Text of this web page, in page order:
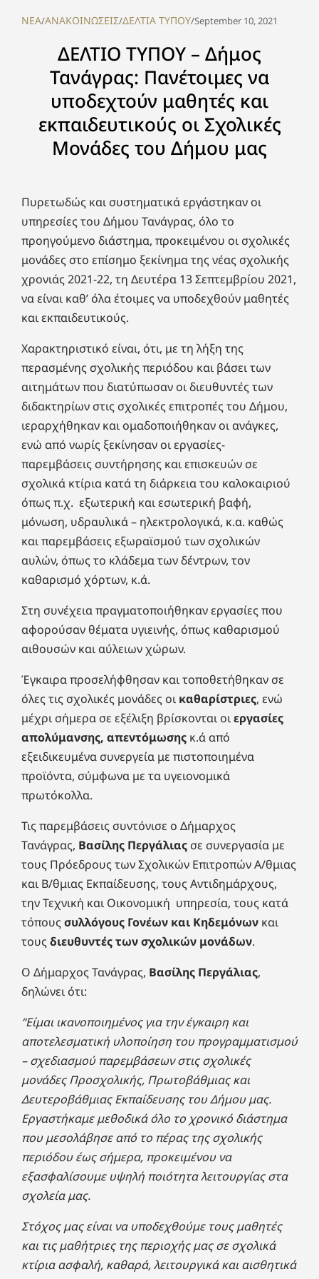
NEA/ΑΝΑΚΟΙΝΩΣΕΙΣ/ΔΕΛΤΙΑ ΤΥΠΟΥ/September 10, 2021
ΔΕΛΤΙΟ ΤΥΠΟΥ – Δήμος
Τανάγρας: Πανέτοιμες να
υποδεχτούν μαθητές και
εκπαιδευτικούς οι Σχολικές
Μονάδες του Δήμου μας
Πυρετωδώς και συστηματικά εργάστηκαν οι
υπηρεσίες του Δήμου Τανάγρας, όλο το
προηγούμενο διάστημα, προκειμένου οι σχολικές
μονάδες στο επίσημο ξεκίνημα της νέας σχολικής
χρονιάς 2021-22, τη Δευτέρα 13 Σεπτεμβρίου 2021,
να είναι καθ’ όλα έτοιμες να υποδεχθούν μαθητές
και εκπαιδευτικούς.
Χαρακτηριστικό είναι, ότι, με τη λήξη της
περασμένης σχολικής περιόδου και βάσει των
αιτημάτων που διατύπωσαν οι διευθυντές των
διδακτηρίων στις σχολικές επιτροπές του Δήμου,
ιεραρχήθηκαν και ομαδοποιήθηκαν οι ανάγκες,
ενώ από νωρίς ξεκίνησαν οι εργασίες-
παρεμβάσεις συντήρησης και επισκευών σε
σχολικά κτίρια κατά τη διάρκεια του καλοκαιριού
όπως π.χ. εξωτερική και εσωτερική βαφή,
μόνωση, υδραυλικά – ηλεκτρολογικά, κ.α. καθώς
και παρεμβάσεις εξωραϊσμού των σχολικών
αυλών, όπως το κλάδεμα των δέντρων, τον
καθαρισμό χόρτων, κ.ά.
Στη συνέχεια πραγματοποιήθηκαν εργασίες που
αφορούσαν θέματα υγιεινής, όπως καθαρισμού
αιθουσών και αύλειων χώρων.
Έγκαιρα προσελήφθησαν και τοποθετήθηκαν σε
όλες τις σχολικές μονάδες οι καθαρίστριες, ενώ
μέχρι σήμερα σε εξέλιξη βρίσκονται οιεργασίες
απολύμανσης, απεντόμωσης κ.ά από
εξειδικευμένα συνεργεία με πιστοποιημένα
προϊόντα, σύμφωνα με τα υγειονομικά
πρωτόκολλα.
Τις παρεμβάσεις συντόνισε ο Δήμαρχος
Τανάγρας, Βασίλης Περγάλιας σε συνεργασία με
τους Πρόεδρους των Σχολικών Επιτροπών Α/θμιας
και Β/θμιας Εκπαίδευσης, τους Αντιδημάρχους,
την Τεχνική και Οικονομική υπηρεσία, τους κατά
τόπους συλλόγους Γονέων και Κηδεμόνων και
τους διευθυντές των σχολικών μονάδων.
Ο Δήμαρχος Τανάγρας, Βασίλης Περγάλιας,
δηλώνει ότι:
“Είμαι ικανοποιημένος για την έγκαιρη και
αποτελεσματική υλοποίηση του προγραμματισμού
– σχεδιασμού παρεμβάσεων στις σχολικές
μονάδες Προσχολικής, Πρωτοβάθμιας και
Δευτεροβάθμιας Εκπαίδευσης του Δήμου μας.
Εργαστήκαμε μεθοδικά όλο το χρονικό διάστημα
που μεσολάβησε από το πέρας της σχολικής
περιόδου έως σήμερα, προκειμένου να
εξασφαλίσουμε υψηλή ποιότητα λειτουργίας στα
σχολεία μας.
Στόχος μας είναι να υποδεχθούμε τους μαθητές
και τις μαθήτριες της περιοχής μας σε σχολικά
κτίρια ασφαλή, καθαρά, λειτουργικά και αισθητικά